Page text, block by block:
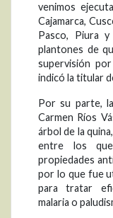
venimos
Cajamarca,
Pasco, Piura
plantones de
supervisión
indicó la titular
Por su parte,
Carmen Ríos
árbol de la
entre los
propiedades
por lo que fue
para tratar
malaria o